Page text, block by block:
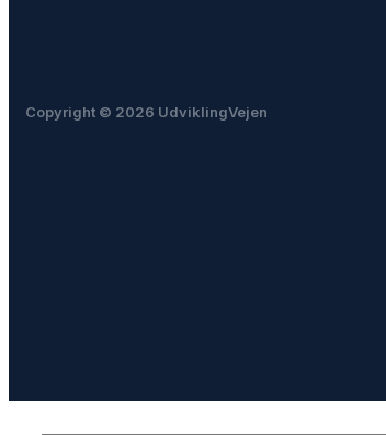
Copyright © 2026 UdviklingVejen